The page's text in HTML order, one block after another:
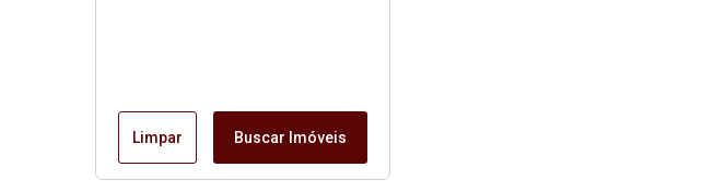
Limpar Buscar Imóveis